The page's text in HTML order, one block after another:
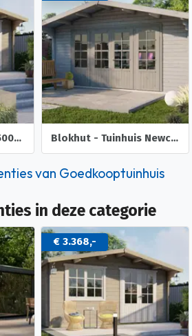
Blokhut Salamanca 500x500 cm (ook bekend als Rose) heeft een Blokhut - Tuinhuis Newcastle | 58 mm | vuren onbehandeld
van Goedkooptuinhuis
in deze categorie
€ 3.368,-